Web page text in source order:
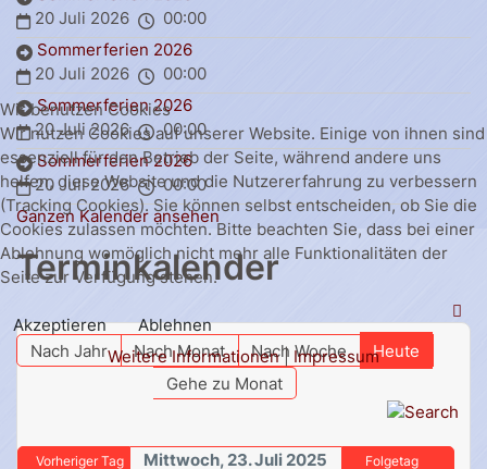
20 Juli 2026
00:00
Sommerferien 2026
20 Juli 2026
00:00
Sommerferien 2026
20 Juli 2026
00:00
Sommerferien 2026
20 Juli 2026
00:00
Ganzen Kalender ansehen
Terminkalender
Nach Jahr Nach Monat Nach Woche
Heute
Gehe zu Monat
Vorheriger Tag Mittwoch, 23. Juli 2025 Folgetag
Wir benutzen Cookies
Wir nutzen Cookies auf unserer Website. Einige von ihnen sind
essenziell für den Betrieb der Seite, während andere uns
helfen, diese Website und die Nutzererfahrung zu verbessern
(Tracking Cookies). Sie können selbst entscheiden, ob Sie die
Cookies zulassen möchten. Bitte beachten Sie, dass bei einer
Ablehnung womöglich nicht mehr alle Funktionalitäten der
Seite zur Verfügung stehen.
Akzeptieren
Ablehnen
Weitere Informationen| Impressum